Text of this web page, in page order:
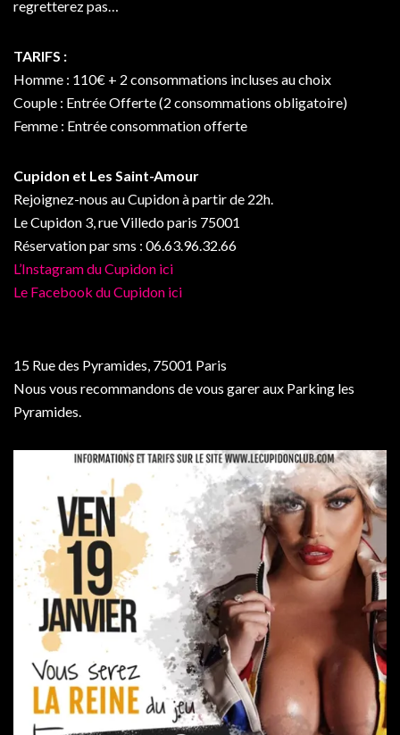
regretterez pas…
TARIFS :
Homme : 110€ + 2 consommations incluses au choix
Couple : Entrée Offerte (2 consommations obligatoire)
Femme : Entrée consommation offerte
Cupidon et Les Saint-Amour
Rejoignez-nous au Cupidon à partir de 22h.
Le Cupidon 3, rue Villedo paris 75001
Réservation par sms : 06.63.96.32.66
L’Instagram du Cupidon ici
Le Facebook du Cupidon ici
15 Rue des Pyramides, 75001 Paris
Nous vous recommandons de vous garer aux Parking les
Pyramides.